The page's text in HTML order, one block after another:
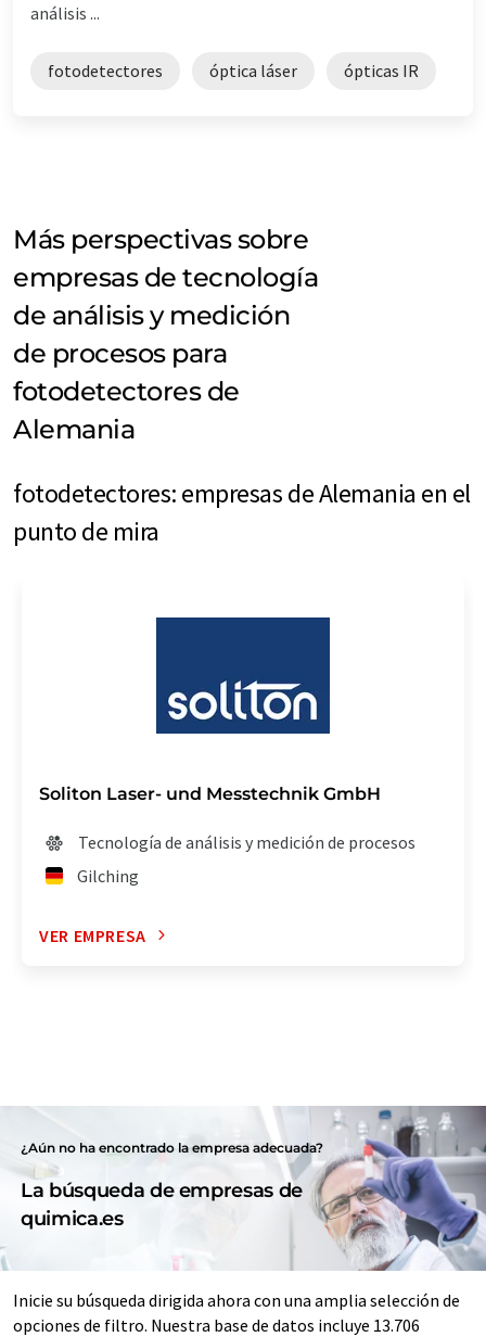
análisis ...
fotodetectores óptica láser ópticas IR
Más perspectivas sobre
empresas de tecnología
de análisis y medición
de procesos para
fotodetectores de
Alemania
fotodetectores: empresas de Alemania en el
punto de mira
Soliton Laser- und Messtechnik GmbH
Tecnología de análisis y medición de procesos
Gilching
VER EMPRESA
¿Aún no ha encontrado la empresa adecuada?
La búsqueda de empresas de
quimica.es
Inicie su búsqueda dirigida ahora con una amplia selección de
opciones de filtro. Nuestra base de datos incluye 13.706